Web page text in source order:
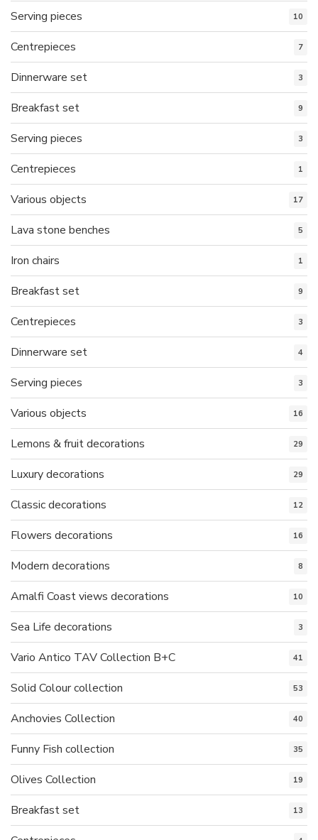
Serving pieces 10
Centrepieces 7
Dinnerware set 3
Breakfast set 9
Serving pieces 3
Centrepieces 1
Various objects 17
Lava stone benches 5
Iron chairs 1
Breakfast set 9
Centrepieces 3
Dinnerware set 4
Serving pieces 3
Various objects 16
Lemons & fruit decorations 29
Luxury decorations 29
Classic decorations 12
Flowers decorations 16
Modern decorations 8
Amalfi Coast views decorations 10
Sea Life decorations 3
Vario Antico TAV Collection B+C 41
Solid Colour collection 53
Anchovies Collection 40
Funny Fish collection 35
Olives Collection 19
Breakfast set 13